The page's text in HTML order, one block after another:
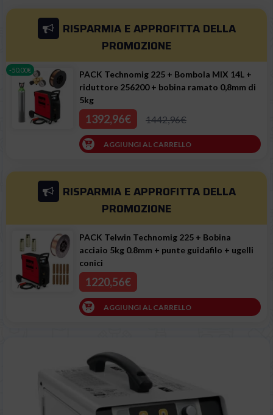
RISPARMIA E APPROFITTA DELLA
PROMOZIONE
PACK Technomig 225 + Bombola MIX 14L +
riduttore 256200 + bobina ramato 0,8mm di
5kg
-50.00€
1442,96€
1392,96€
AGGIUNGI AL CARRELLO
RISPARMIA E APPROFITTA DELLA
PROMOZIONE
PACK Telwin Technomig 225 + Bobina
acciaio 5kg 0.8mm + punte guidafilo + ugelli
conici
1220,56€
AGGIUNGI AL CARRELLO